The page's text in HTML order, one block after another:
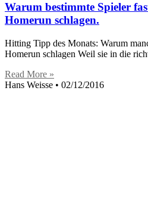
Warum bestimmte Spieler
Homerun schlagen.
Hitting Tipp des Monats: Warum
Homerun schlagen Weil sie in die
Read More »
Hans Weisse
02/12/2016